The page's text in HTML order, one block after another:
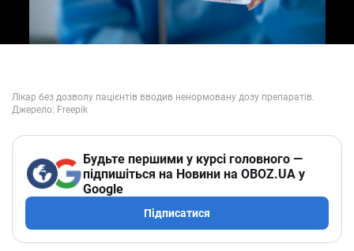
Будьте першими у курсі головного —
підпишіться на Новини на OBOZ.UA у
Google
Підписатися